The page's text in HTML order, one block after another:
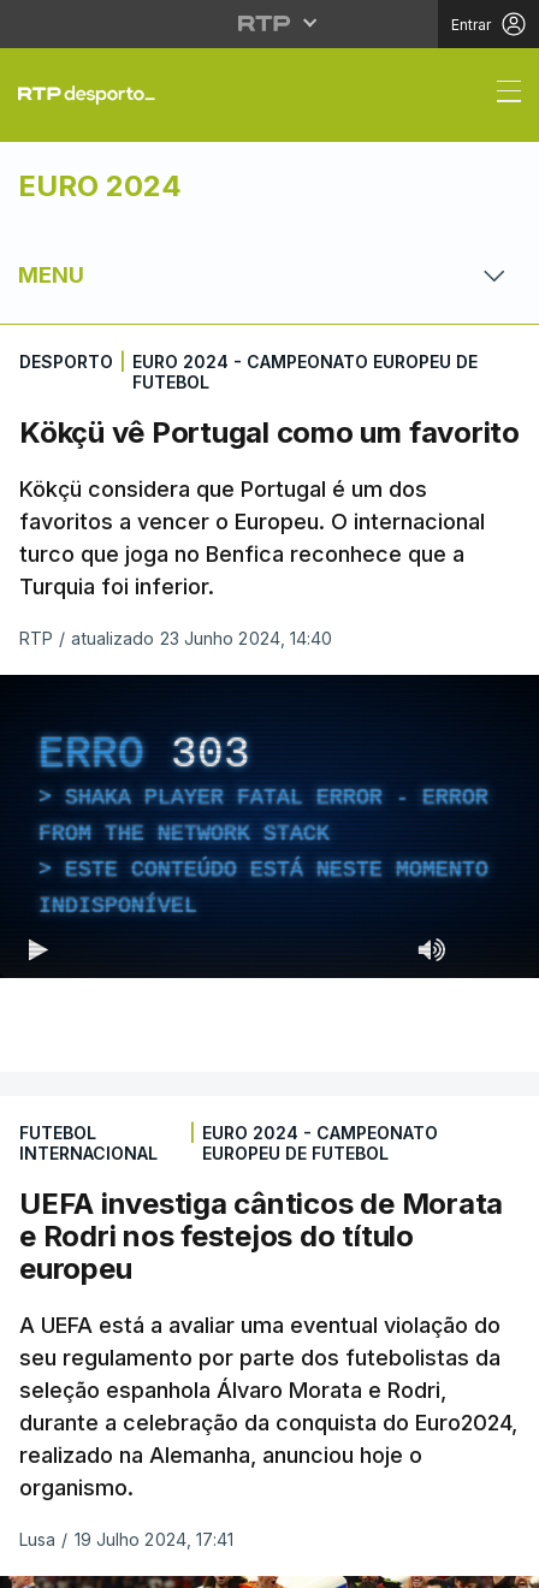
Entrar
Kökçü vê Portugal
EURO 2024
MENU
DESPORTO
EURO 2024 - CAMPEONATO EUROPEU DE
FUTEBOL
Kökçü vê Portugal como um favorito
Kökçü considera que Portugal é um dos
favoritos a vencer o Europeu. O internacional
turco que joga no Benfica reconhece que a
Turquia foi inferior.
RTP / atualizado 23 Junho 2024, 14:40
ERRO 303
SHAKA PLAYER FATAL ERROR - ERROR
FROM THE NETWORK STACK
ESTE CONTEÚDO ESTÁ NESTE MOMENTO
INDISPONÍVEL
FUTEBOL
INTERNACIONAL
EURO 2024 - CAMPEONATO
EUROPEU DE FUTEBOL
UEFA investiga cânticos de Morata
e Rodri nos festejos do título
europeu
A UEFA está a avaliar uma eventual violação do
seu regulamento por parte dos futebolistas da
seleção espanhola Álvaro Morata e Rodri,
durante a celebração da conquista do Euro2024,
realizado na Alemanha, anunciou hoje o
organismo.
Lusa / 19 Julho 2024, 17:41